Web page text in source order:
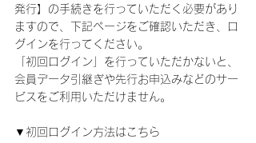
発行】の手続きを行っていただく必要があり
ますので、下記ページをご確認いただき、ロ
グインを行ってください。
「初回ログイン」を行っていただかないと、
会員データ引継ぎや先行お申込みなどのサー
ビスをご利用いただけません。
▼初回ログイン方法はこちら